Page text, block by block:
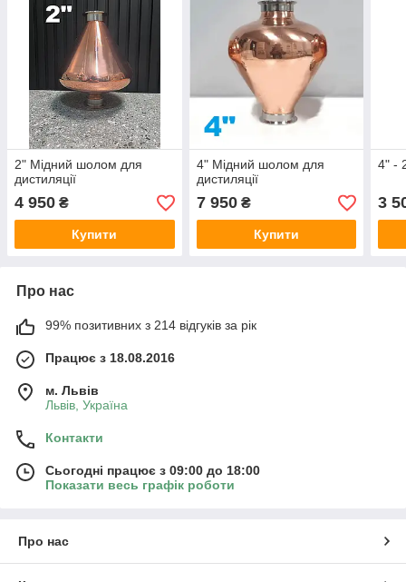
2" Мідний шолом для
дистиляції
4 950 ₴
Купити
4" Мідний шолом для
дистиляції
7 950₴
Купити
4" -
3
Про нас
99% позитивних з 214 відгуків за рік
Працює з 18.08.2016
м. Львів
Львів, Україна
Контакти
Сьогодні працює з 09:00 до 18:00
Показати весь графік роботи
Про нас